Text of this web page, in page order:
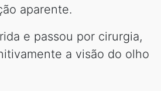
aparente.
e passou por cirurgia,
a visão do olho